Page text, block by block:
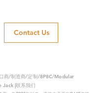
Contact Us
商/制造商/定制/8P8C/Modular
Jack |联系我们